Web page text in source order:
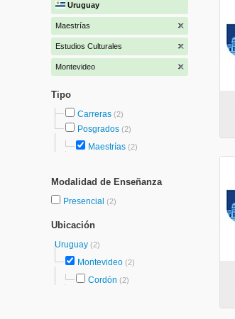
Uruguay
Maestrías
Estudios Culturales
Montevideo
Tipo
Carreras (2)
Posgrados (2)
Maestrías (2)
Modalidad de Enseñanza
Presencial (2)
Ubicación
Uruguay (2)
Montevideo (2)
Cordón (2)